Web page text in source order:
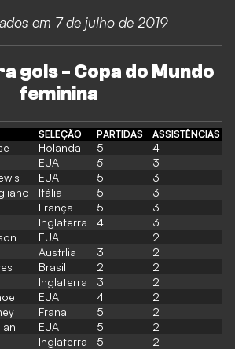
em 7 de julho de 2019
gols - Copa do Mundo
feminina
SELEÇÃO PARTIDAS ASSISTÊNCIAS
Holanda 5
4
EUA 5
3
EUA 5
3
Itália 5
3
França 5
3
Inglaterra 4
3
EUA
2
Austrlia 3
2
Brasil 2
2
Inglaterra 3
2
EUA 4
2
Frana 5
2
EUA 5
2
Inglaterra 5 2